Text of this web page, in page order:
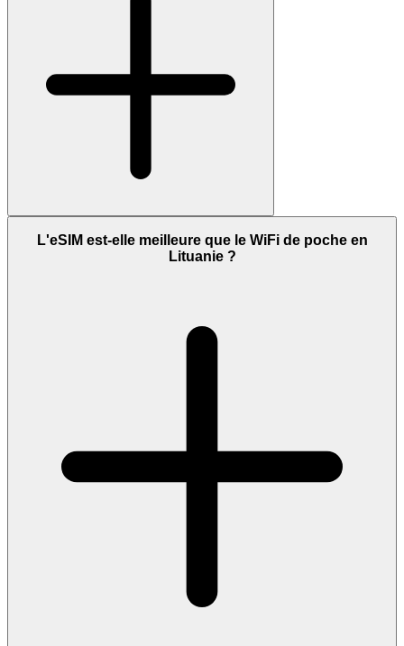
L'eSIM est-elle meilleure que le WiFi de poche en
Lituanie ?